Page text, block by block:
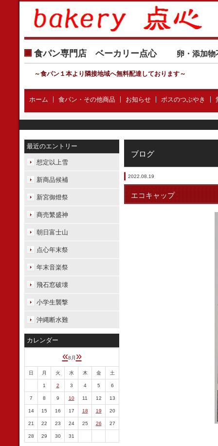
食パン専門店 ベーカリー点心 卵・添加
～食パン１本より隣接地域へ無料配達しております～
ホーム 食パン・その他商品 お知らせ ボスのつぶやき
ブログ
2022.08.19
エコキャップ
最近のエントリー
想定以上雪
新商品候補
新宮御燈祭
商売繁盛神
朝日富士山
点心年末祭
年末音楽祭
飛石窓破壊
小学生襲撃
沖縄断水難
カレンダー
«8月 »
日 月 火 水 木 金 土
1 2 3 4 5 6
7 8 9 10 11 12 13
14 15 16 17 18 19 20
21 22 23 24 25 26 27
28 29 30 31